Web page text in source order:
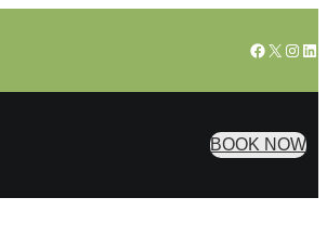
Facebook
X
BOOK NOW